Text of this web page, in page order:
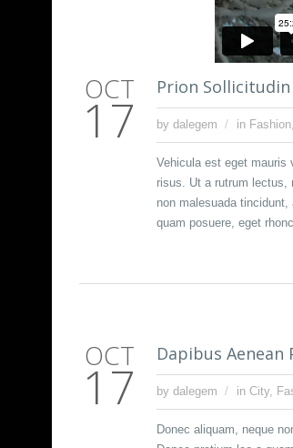
OCT
17
Prion Sollicitudin
by dalegem in Fashion,
Vehicula est eget mauris
risus. Ut a rutrum lectus,
non malesuada
quam posuere, eget
OCT
17
Dapibus Aenean
by dalegem in City,
Donec aliquam, neque